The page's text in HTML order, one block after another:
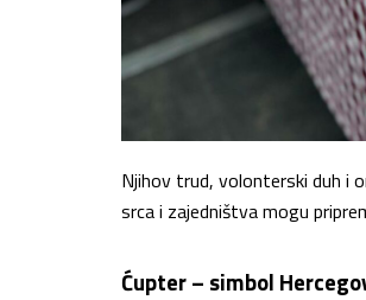
Njihov trud, volonterski duh i
srca i zajedništva mogu
Ćupter – simbol